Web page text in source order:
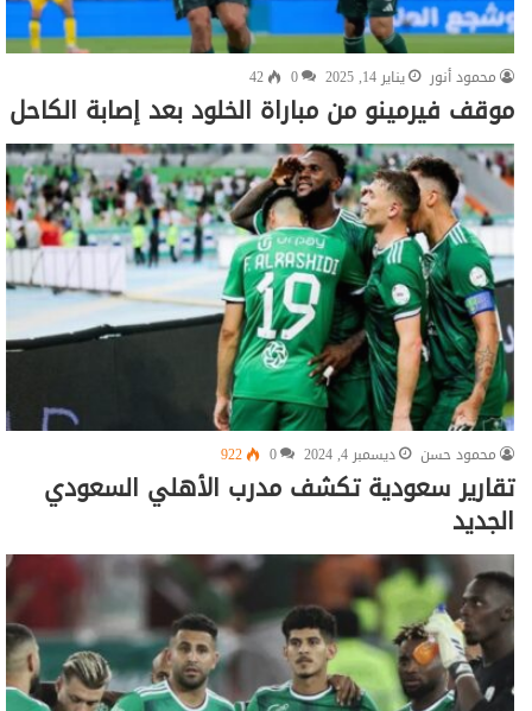
محمود أنور يناير 14, 2025 0
42
موقف فيرمينو من مباراة الخلود بعد إصابة الكاحل
محمود حسن ديسمبر 4, 2024 0
922
تقارير سعودية تكشف مدرب الأهلي السعودي
الجديد